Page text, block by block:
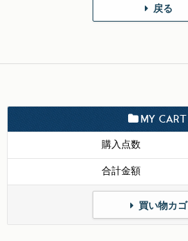
戻る
MY CART
購入点数
合計金額
買い物カゴ